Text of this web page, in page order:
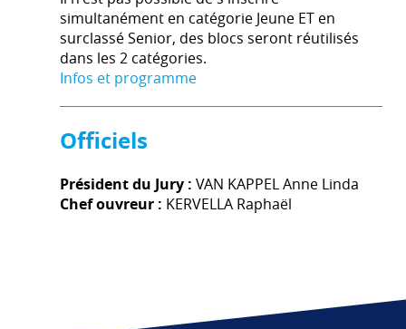
simultanément en catégorie Jeune ET en
surclassé Senior, des blocs seront réutilisés
dans les 2 catégories.
Infos et programme
Officiels
Président du Jury : VAN KAPPEL Anne Linda
Chef ouvreur : KERVELLA Raphaël